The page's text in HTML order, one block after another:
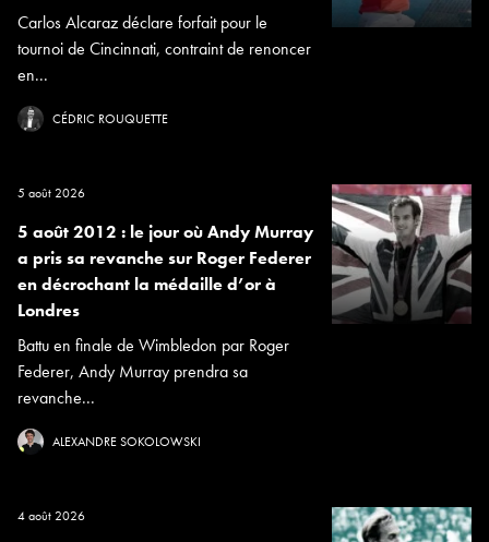
Carlos Alcaraz déclare forfait pour le
tournoi de Cincinnati, contraint de renoncer
en...
CÉDRIC ROUQUETTE
5 août 2026
5 août 2012 : le jour où Andy Murray
a pris sa revanche sur Roger Federer
en décrochant la médaille d’or à
Londres
Battu en finale de Wimbledon par Roger
Federer, Andy Murray prendra sa
revanche...
ALEXANDRE SOKOLOWSKI
4 août 2026